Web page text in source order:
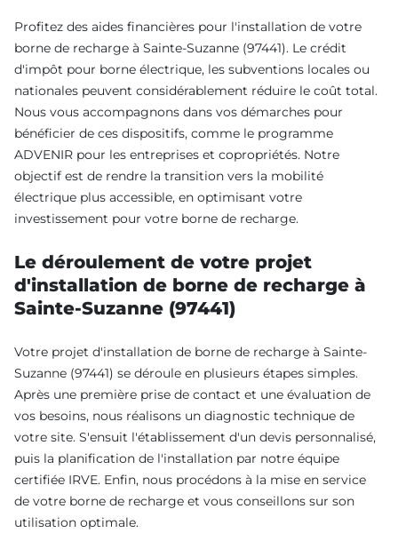
Profitez des aides financières pour l'installation de votre
borne de recharge à Sainte-Suzanne (97441). Le crédit
d'impôt pour borne électrique, les subventions locales ou
nationales peuvent considérablement réduire le coût total.
Nous vous accompagnons dans vos démarches pour
bénéficier de ces dispositifs, comme le programme
ADVENIR pour les entreprises et copropriétés. Notre
objectif est de rendre la transition vers la mobilité
électrique plus accessible, en optimisant votre
investissement pour votre borne de recharge.
Le déroulement de votre projet
d'installation de borne de recharge à
Sainte-Suzanne (97441)
Votre projet d'installation de borne de recharge à Sainte-
Suzanne (97441) se déroule en plusieurs étapes simples.
Après une première prise de contact et une évaluation de
vos besoins, nous réalisons un diagnostic technique de
votre site. S'ensuit l'établissement d'un devis personnalisé,
puis la planification de l'installation par notre équipe
certifiée IRVE. Enfin, nous procédons à la mise en service
de votre borne de recharge et vous conseillons sur son
utilisation optimale.